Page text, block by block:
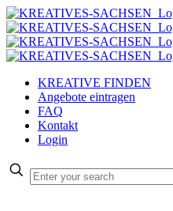
KREATIVE FINDEN
Angebote eintragen
FAQ
Kontakt
Login